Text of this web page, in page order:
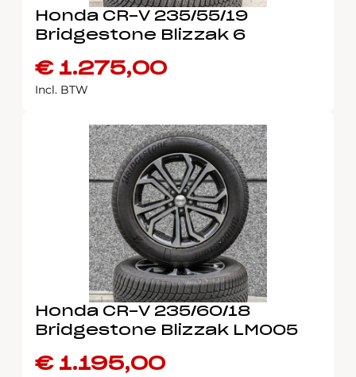
Honda CR-V 235/55/19
Bridgestone Blizzak 6
€1.275,00
Incl. BTW
Honda CR-V 235/60/18
Bridgestone Blizzak LM005
€1.195,00